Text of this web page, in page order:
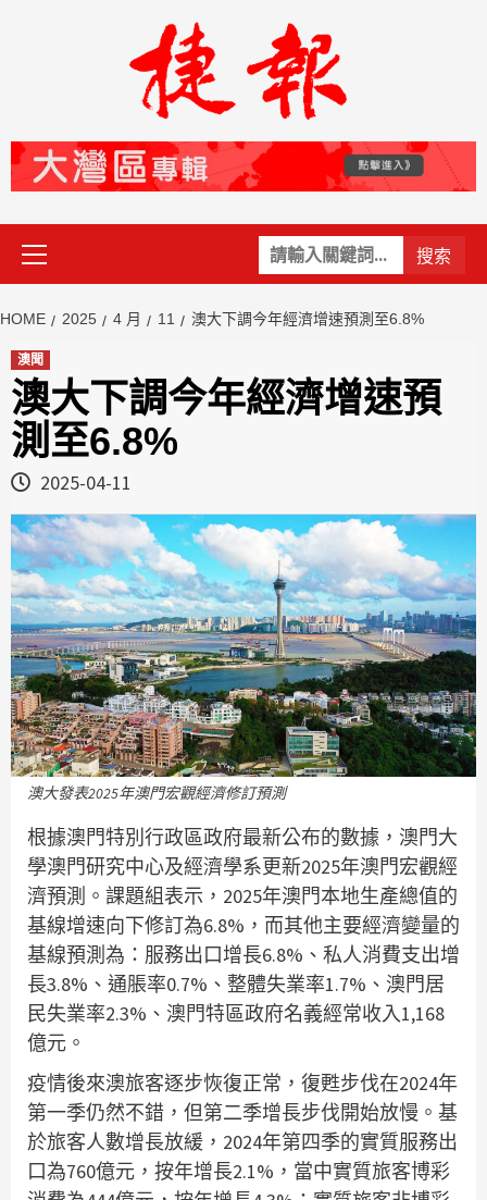
關
鍵
Primary
Menu
HOME 2025 4 月 11 澳大下調今年經濟增速預測至6.8%
澳聞
澳大下調今年經濟增速預
測至6.8%
2025-04-11
澳大發表2025年澳門宏觀經濟修訂預測
根據澳門特別行政區政府最新公布的數據，澳門大
學澳門研究中心及經濟學系更新2025年澳門宏觀經
濟預測。課題組表示，2025年澳門本地生產總值的
基線增速向下修訂為6.8%，而其他主要經濟變量的
基線預測為：服務出口增長6.8%、私人消費支出增
長3.8%、通脹率0.7%、整體失業率1.7%、澳門居
民失業率2.3%、澳門特區政府名義經常收入1,168
億元。
疫情後來澳旅客逐步恢復正常，復甦步伐在2024年
第一季仍然不錯，但第二季增長步伐開始放慢。基
於旅客人數增長放緩，2024年第四季的實質服務出
口為760億元，按年增長2.1%，當中實質旅客博彩